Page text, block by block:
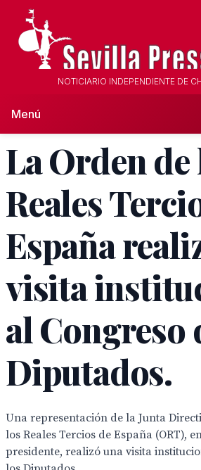
NOTICIARIO INDEPENDIENTE DE
Menú
La Orden de
Reales
España
visita
al Congreso
Diputados.
Una representación de la Junta
los Reales Tercios de España (ORT),
presidente, realizó una visita